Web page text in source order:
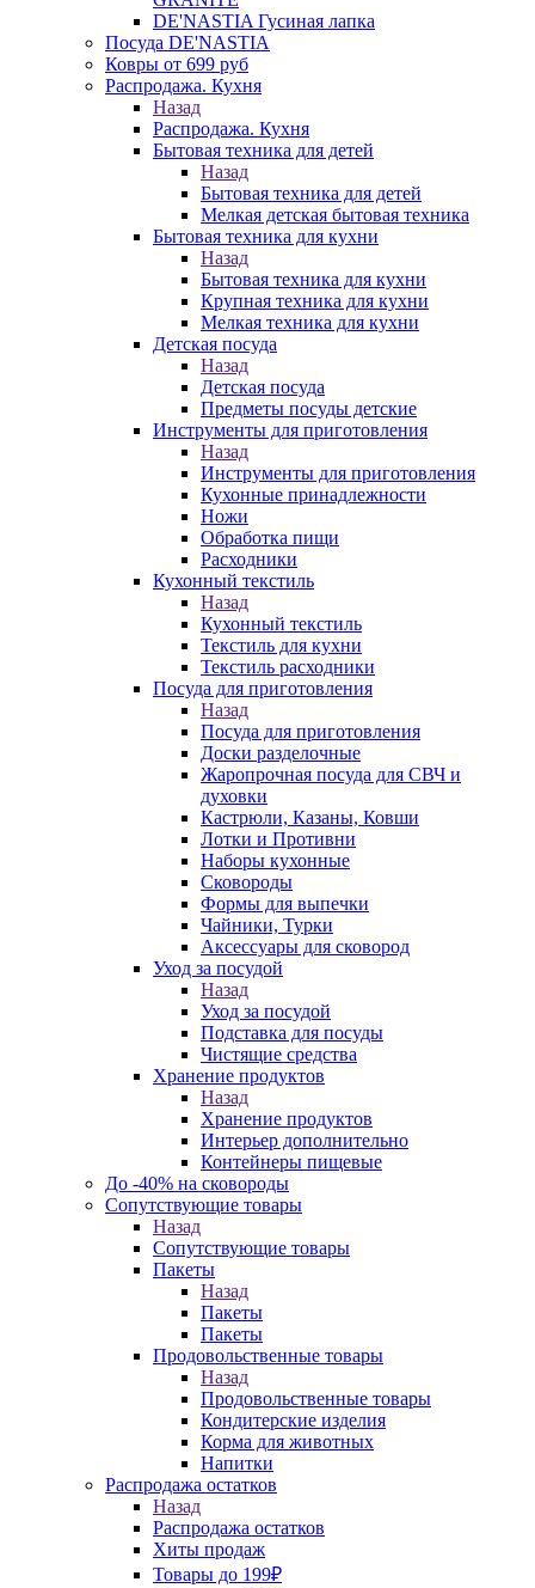
DE'NASTIA Гусиная лапка
Посуда DE'NASTIA
Ковры от 699 руб
Распродажа. Кухня
Назад
Распродажа. Кухня
Бытовая техника для детей
Назад
Бытовая техника для детей
Мелкая детская бытовая техника
Бытовая техника для кухни
Назад
Бытовая техника для кухни
Крупная техника для кухни
Мелкая техника для кухни
Детская посуда
Назад
Детская посуда
Предметы посуды детские
Инструменты для приготовления
Назад
Инструменты для приготовления
Кухонные принадлежности
Ножи
Обработка пищи
Расходники
Кухонный текстиль
Назад
Кухонный текстиль
Текстиль для кухни
Текстиль расходники
Посуда для приготовления
Назад
Посуда для приготовления
Доски разделочные
Жаропрочная посуда для СВЧ и
духовки
Кастрюли, Казаны, Ковши
Лотки и Противни
Наборы кухонные
Сковороды
Формы для выпечки
Чайники, Турки
Аксессуары для сковород
Уход за посудой
Назад
Уход за посудой
Подставка для посуды
Чистящие средства
Хранение продуктов
Назад
Хранение продуктов
Интерьер дополнительно
Контейнеры пищевые
До -40% на сковороды
Сопутствующие товары
Назад
Сопутствующие товары
Пакеты
Назад
Пакеты
Пакеты
Продовольственные товары
Назад
Продовольственные товары
Кондитерские изделия
Корма для животных
Напитки
Распродажа остатков
Назад
Распродажа остатков
Хиты продаж
Товары до 199₽